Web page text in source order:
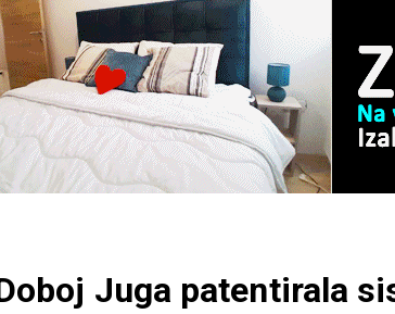
Juga patentirala